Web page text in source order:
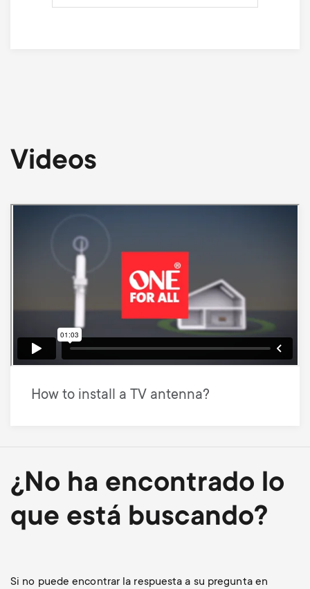
Videos
How to install a TV antenna?
¿No ha encontrado lo
que está buscando?
Si no puede encontrar la respuesta a su pregunta en